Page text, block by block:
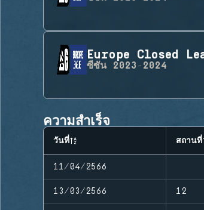
Europe Closed
ซีซัน 2023-2024
ความสำเร็จ
วันที่ สถานที่
11/04/2566
13/03/2566 12